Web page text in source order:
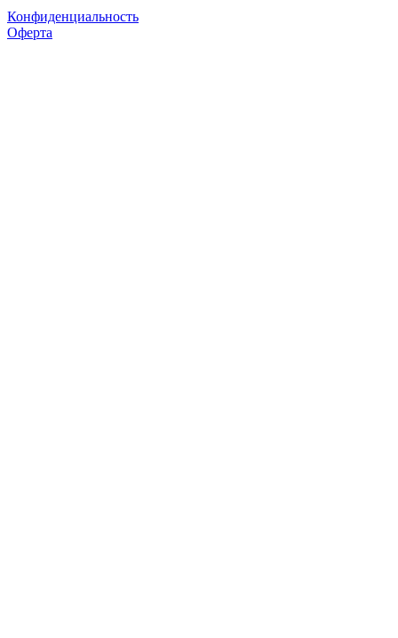
Конфиденциальность
Оферта